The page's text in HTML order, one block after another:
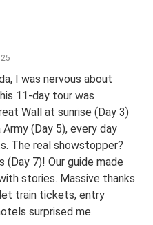
I was nervous about
11-day tour was
Wall at sunrise (Day 3)
(Day 5), every day
The real showstopper?
(Day 7)! Our guide made
stories. Massive thanks
train tickets, entry
surprised me.